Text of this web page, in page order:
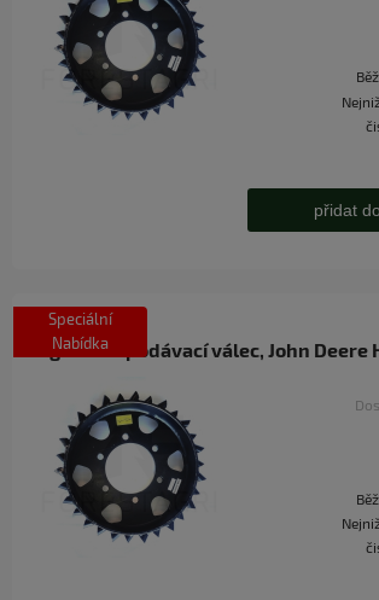
přidat
Agresivní podávací válec, John Deere
Speciální
Nabídka